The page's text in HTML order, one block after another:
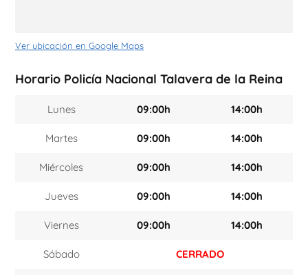
Ver ubicación en Google Maps
Horario Policía Nacional Talavera de la Reina
Lunes 09:00h 14:00h
Martes 09:00h 14:00h
Miércoles 09:00h 14:00h
Jueves 09:00h 14:00h
Viernes 09:00h 14:00h
Sábado CERRADO